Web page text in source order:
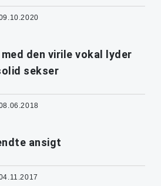
den virile vokal lyder
sekser
ansigt